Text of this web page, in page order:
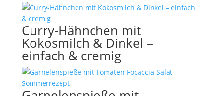
Curry-Hähnchen mit
Kokosmilch & Dinkel –
einfach & cremig